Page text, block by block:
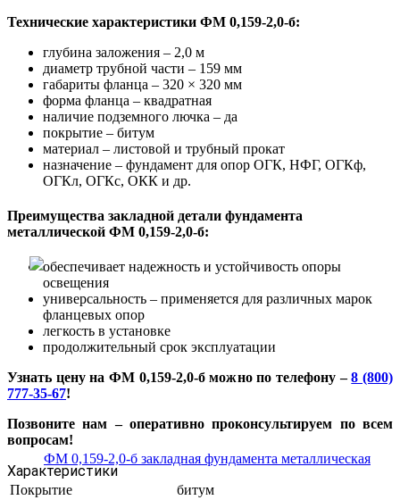
Технические характеристики ФМ 0,159-2,0-б:
глубина заложения – 2,0 м
диаметр трубной части – 159 мм
габариты фланца – 320 × 320 мм
форма фланца – квадратная
наличие подземного лючка – да
покрытие – битум
материал – листовой и трубный прокат
назначение – фундамент для опор ОГК, НФГ, ОГКф,
ОГКл, ОГКс, ОКК и др.
Преимущества закладной детали фундамента
металлической ФМ 0,159-2,0-б:
обеспечивает надежность и устойчивость опоры
освещения
универсальность – применяется для различных марок
фланцевых опор
легкость в установке
продолжительный срок эксплуатации
Узнать цену на ФМ 0,159-2,0-б можно по телефону –8 (800)
777-35-67!
Позвоните нам – оперативно проконсультируем по всем
вопросам!
Характеристики
Покрытие
битум